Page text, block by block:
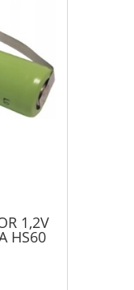
1,2V
HS60